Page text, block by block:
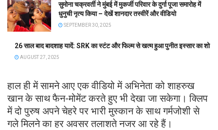
सुमोना चक्रवर्ती ने मुंबई में मुकर्जी परिवार के दुर्गा पूजा समारोह में
धुनुची नृत्य किया – देखें शानदार तस्वीरें और वीडियो
SEPTEMBER 30, 2025
26 साल बाद बादशाह यादें: SRK का स्टंट और फिल्म से खत्म हुआ पुनीत इस्सार का शो
AUGUST 27, 2025
हाल ही में सामने आए एक वीडियो में अभिनेता को शाहरुख
खान के साथ फैन-मोमेंट करते हुए भी देखा जा सकेगा। क्लिप
में दो पुरुष अपने चेहरे पर भारी मुस्कान के साथ गर्मजोशी से
गले मिलने का हर अवसर तलाशते नजर आ रहे हैं।